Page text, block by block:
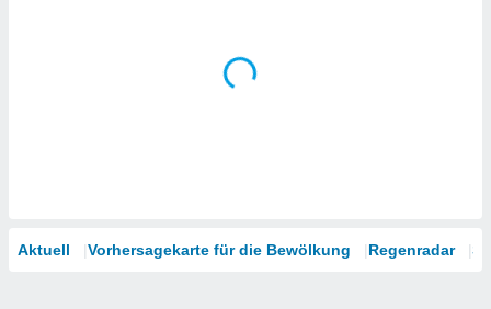
Aktuell Vorhersagekarte für die Bewölkung Regenradar